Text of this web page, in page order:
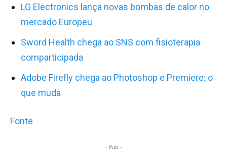
LG Electronics lança novas bombas de calor no
mercado Europeu
Sword Health chega ao SNS com fisioterapia
comparticipada
Adobe Firefly chega ao Photoshop e Premiere: o
que muda
Fonte
- Pub -